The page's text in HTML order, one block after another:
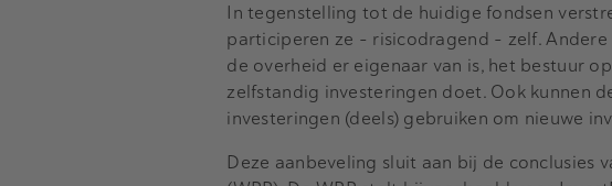
In tegenstelling tot de huidige fondsen
participeren ze ­– risicodragend – zelf.
de overheid er eigenaar van is, het bestuur
zelfstandig investeringen doet. Ook kunnen
investeringen (deels) gebruiken om nieuwe
Deze aanbeveling sluit aan bij de conclusies